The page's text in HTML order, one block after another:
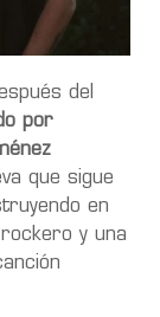
del
por
que sigue
en
y una